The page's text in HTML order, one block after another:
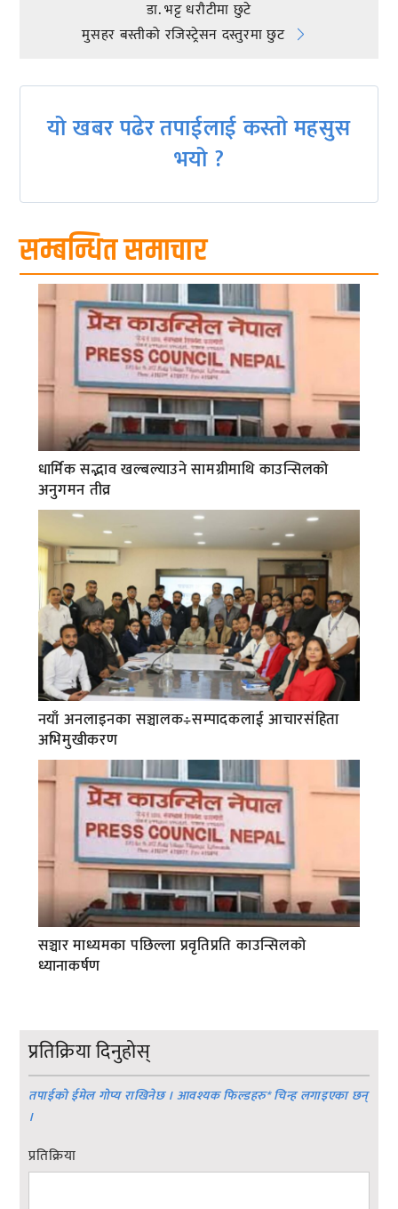
navigation
डा. भट्ट धरौटीमा छुटे
मुसहर बस्तीको रजिस्ट्रेसन दस्तुरमा छुट
यो खबर पढेर तपाईलाई कस्तो महसुस
भयो ?
सम्बन्धित समाचार
धार्मिक सद्भाव खल्बल्याउने सामग्रीमाथि काउन्सिलको
अनुगमन तीव्र
नयाँ अनलाइनका सञ्चालक÷सम्पादकलाई आचारसंहिता
अभिमुखीकरण
सञ्चार माध्यमका पछिल्ला प्रवृतिप्रति काउन्सिलको
ध्यानाकर्षण
प्रतिक्रिया दिनुहोस्
तपाईको ईमेल गोप्य राखिनेछ । आवश्यक फिल्डहरु*चिन्ह लगाइएका छन्
।
प्रतिक्रिया